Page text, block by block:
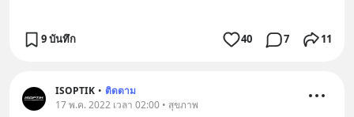
9 บันทึก 40 7 11
ISOPTIK • ติดตาม
17 พ.ค. 2022 เวลา 02:00 • สุขภาพ